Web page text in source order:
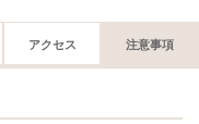
アクセス 注意事項